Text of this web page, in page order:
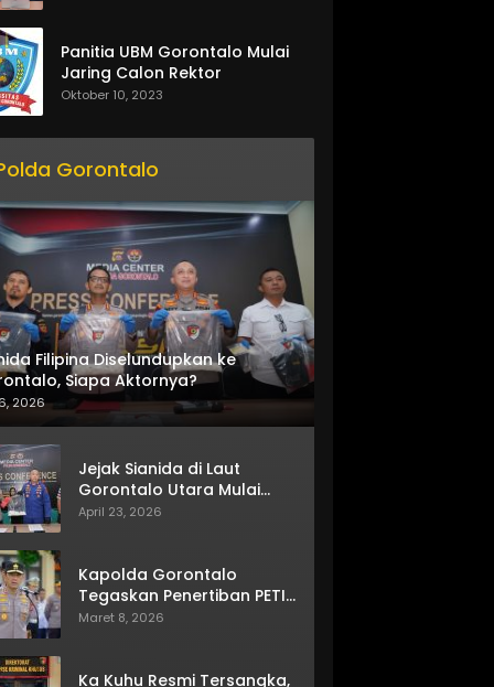
Panitia UBM Gorontalo Mulai
Jaring Calon Rektor
Oktober 10, 2023
Gorontalo
Filipina Diselundupkan ke
Siapa Aktornya?
2026
Jejak Sianida di Laut
Gorontalo Utara Mulai
Terkuak
April 23, 2026
Kapolda Gorontalo
Tegaskan Penertiban PETI
Terus Berjalan
Maret 8, 2026
Ka Kuhu Resmi Tersangka,